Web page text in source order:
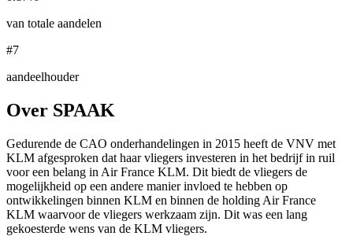
van totale aandelen
#7
aandeelhouder
Over SPAAK
Gedurende de CAO onderhandelingen in 2015 heeft de VNV met
KLM afgesproken dat haar vliegers investeren in het bedrijf in ruil
voor een belang in Air France KLM. Dit biedt de vliegers de
mogelijkheid op een andere manier invloed te hebben op
ontwikkelingen binnen KLM en binnen de holding Air France
KLM waarvoor de vliegers werkzaam zijn. Dit was een lang
gekoesterde wens van de KLM vliegers.